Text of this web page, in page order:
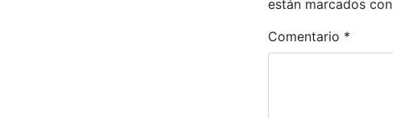
están marcados con
Comentario *